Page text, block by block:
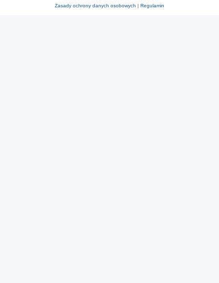
Zasady ochrony danych osobowych | Regulamin